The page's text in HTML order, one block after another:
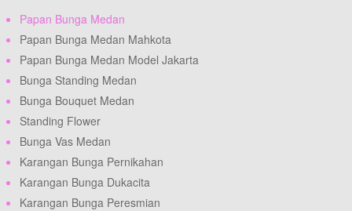
Papan Bunga Medan
Papan Bunga Medan Mahkota
Papan Bunga Medan Model Jakarta
Bunga Standing Medan
Bunga Bouquet Medan
Standing Flower
Bunga Vas Medan
Karangan Bunga Pernikahan
Karangan Bunga Dukacita
Karangan Bunga Peresmian